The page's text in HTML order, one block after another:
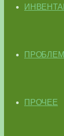
ПРОЧЕЕ